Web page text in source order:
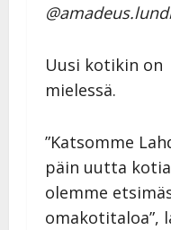
Uusi kotikin on
mielessä.
”Katsomme
päin uutta
olemme
omakotitaloa”,